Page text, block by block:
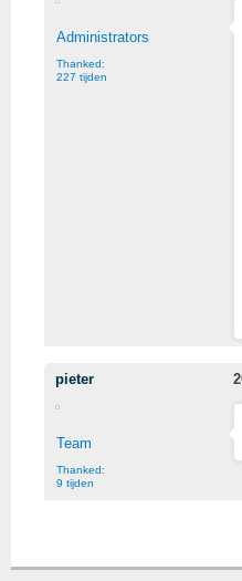
Administrators
Thanked:
227 tijden
pieter
Team
Thanked:
9 tijden